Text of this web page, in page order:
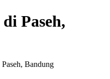
di Paseh,
Paseh, Bandung